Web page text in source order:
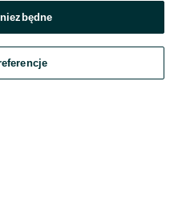
się
z dostawców wskazanych powyżej,
w jego aktualnym brzmieniu.